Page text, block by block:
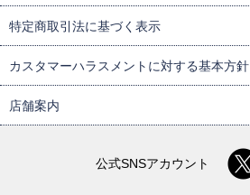
特定商取引法に基づく表示
カスタマーハラスメントに対する基本方針
店舗案内
公式SNSアカウント